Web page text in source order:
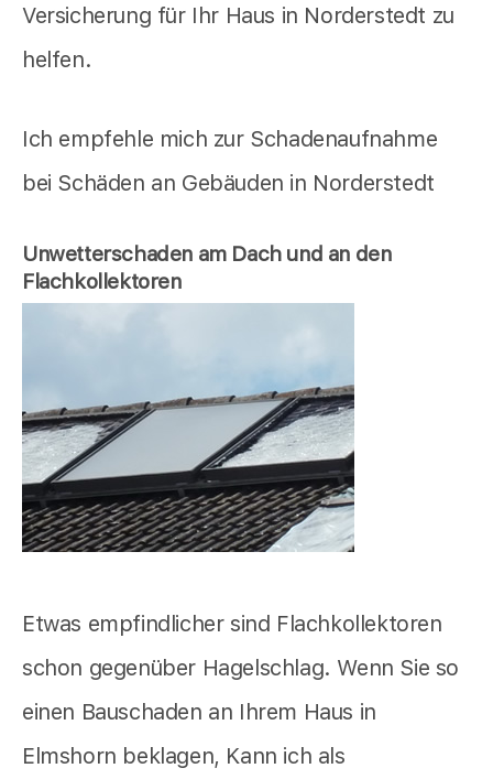
Versicherung für Ihr Haus in Norderstedt zu
helfen.
Ich empfehle mich zur Schadenaufnahme
bei Schäden an Gebäuden in Norderstedt
Unwetterschaden am Dach und an den
Flachkollektoren
Etwas empfindlicher sind Flachkollektoren
schon gegenüber Hagelschlag. Wenn Sie so
einen Bauschaden an Ihrem Haus in
Elmshorn beklagen, Kann ich als